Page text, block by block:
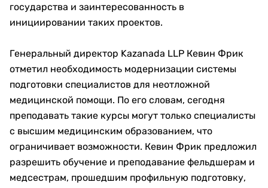
государства и заинтересованность в
инициировании таких проектов.
Генеральный директор Kazanada LLP Кевин Фрик
отметил необходимость модернизации системы
подготовки специалистов для неотложной
медицинской помощи. По его словам, сегодня
преподавать такие курсы могут только специалисты
с высшим медицинским образованием, что
ограничивает возможности. Кевин Фрик предложил
разрешить обучение и преподавание фельдшерам и
медсестрам, прошедшим профильную подготовку,